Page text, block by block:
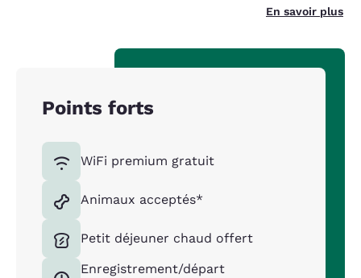
En savoir plus
Points forts
WiFi premium gratuit
Animaux acceptés*
Petit déjeuner chaud offert
Enregistrement/départ